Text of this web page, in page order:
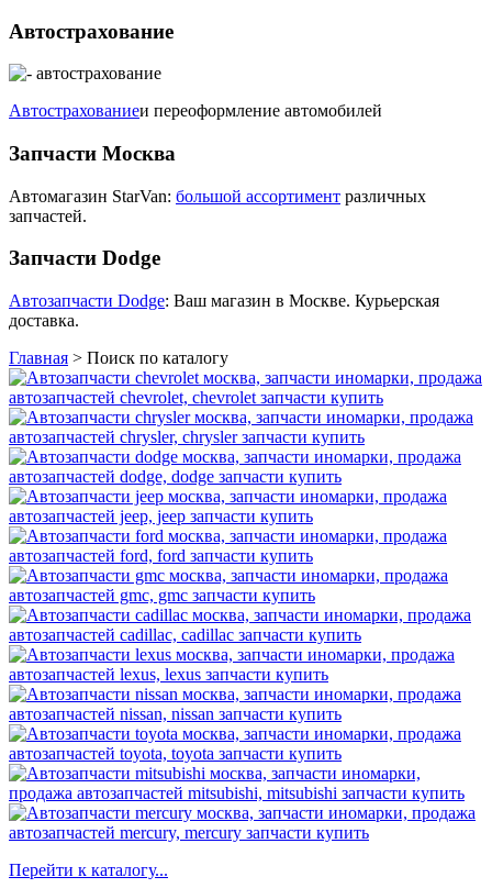
Автострахование
Автострахованиеи переоформление автомобилей
Запчасти Москва
Автомагазин StarVan: большой ассортимент различных
запчастей.
Запчасти Dodge
Автозапчасти Dodge: Ваш магазин в Москве. Курьерская
доставка.
Главная > Поиск по каталогу
Перейти к каталогу...